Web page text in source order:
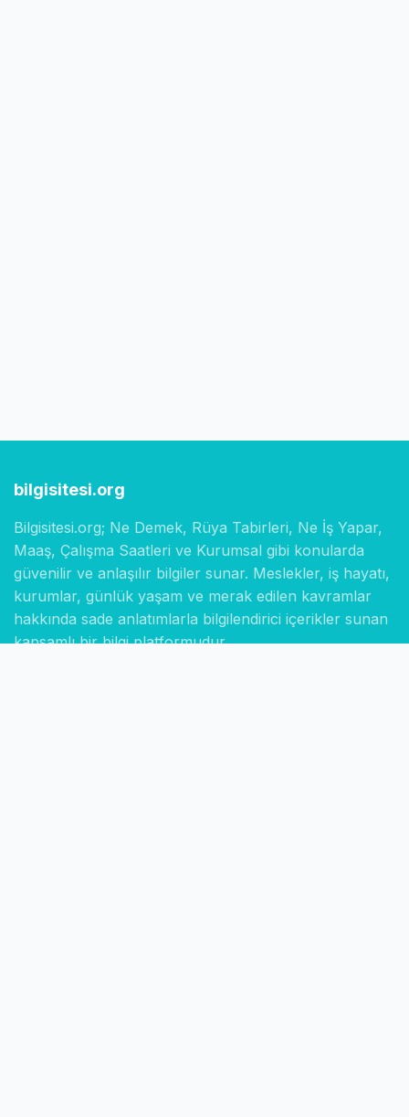
bilgisitesi.org
Bilgisitesi.org; Ne Demek, Rüya Tabirleri, Ne İş Yapar,
Maaş, Çalışma Saatleri ve Kurumsal gibi konularda
güvenilir ve anlaşılır bilgiler sunar. Meslekler, iş hayatı,
kurumlar, günlük yaşam ve merak edilen kavramlar
hakkında sade anlatımlarla bilgilendirici içerikler sunan
kapsamlı bir bilgi platformudur.